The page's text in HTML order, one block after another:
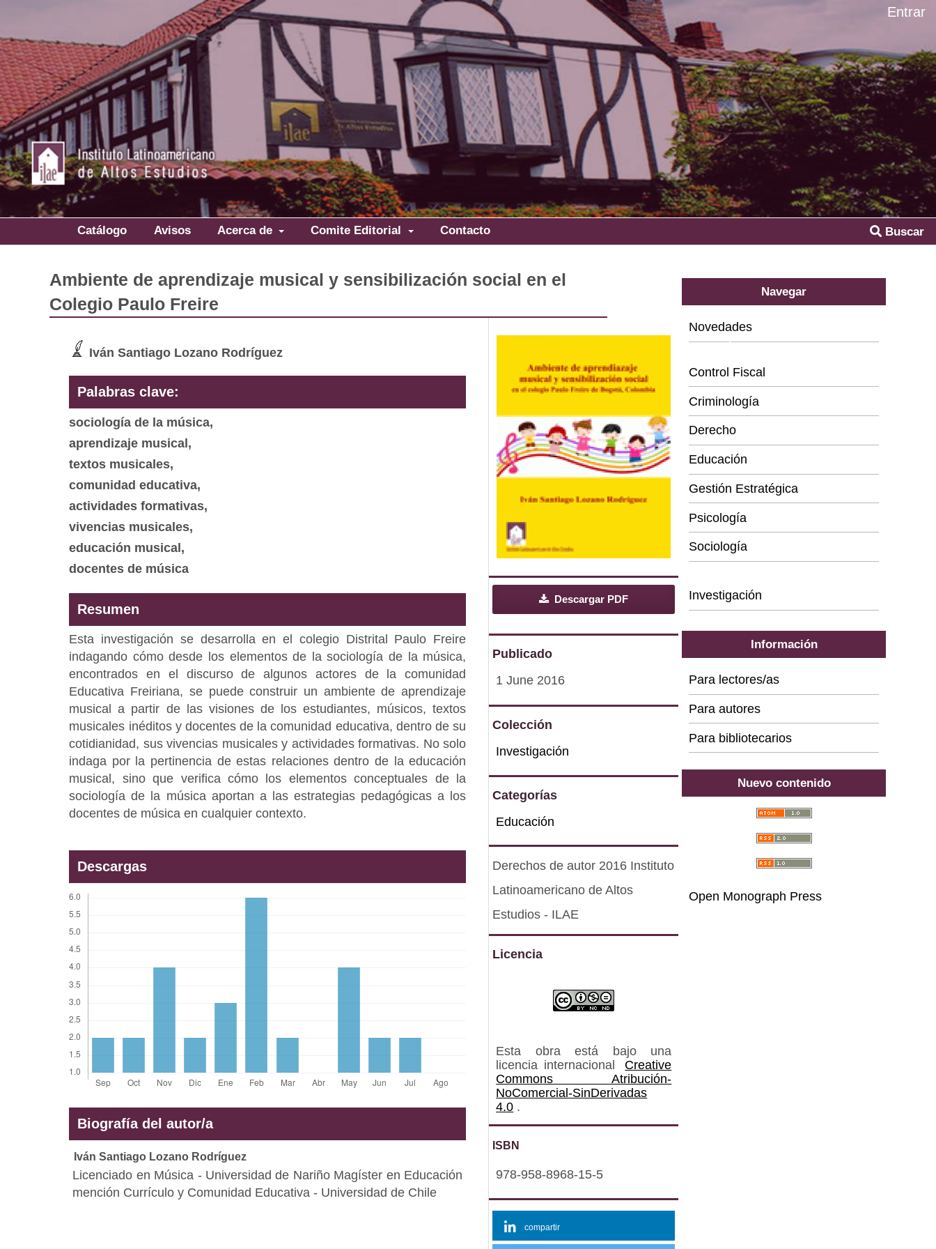
Catálogo Avisos Acerca de Comite Editorial Contacto Buscar
Entrar
Ambiente de aprendizaje musical y sensibilización social en el
Colegio Paulo Freire
Iván Santiago Lozano Rodríguez
Palabras clave:
sociología de la música,
aprendizaje musical,
textos musicales,
comunidad educativa,
actividades formativas,
vivencias musicales,
educación musical,
docentes de música
Resumen
Esta investigación se desarrolla en el colegio Distrital Paulo Freire
indagando cómo desde los elementos de la sociología de la música,
encontrados en el discurso de algunos actores de la comunidad
Educativa Freiriana, se puede construir un ambiente de aprendizaje
musical a partir de las visiones de los estudiantes, músicos, textos
musicales inéditos y docentes de la comunidad educativa, dentro de su
cotidianidad, sus vivencias musicales y actividades formativas. No solo
indaga por la pertinencia de estas relaciones dentro de la educación
musical, sino que verifica cómo los elementos conceptuales de la
sociología de la música aportan a las estrategias pedagógicas a los
docentes de música en cualquier contexto.
Descargas
Biografía del autor/a
Iván Santiago Lozano Rodríguez
Licenciado en Música - Universidad de Nariño Magíster en Educación
mención Currículo y Comunidad Educativa - Universidad de Chile
Descargar PDF
Publicado
1 June 2016
Colección
Investigación
Categorías
Educación
Derechos de autor 2016 Instituto
Latinoamericano de Altos
Estudios - ILAE
Licencia
Esta obra está bajo una
licencia internacional
Creative
Commons Atribución-
NoComercial-SinDerivadas
4.0 .
ISBN
978-958-8968-15-5
compartir
Navegar
Novedades
Categorías
Control Fiscal
Criminología
Derecho
Educación
Gestión Estratégica
Psicología
Sociología
Investigación
Información
Para lectores/as
Para autores
Para bibliotecarios
Nuevo contenido
Open Monograph Press